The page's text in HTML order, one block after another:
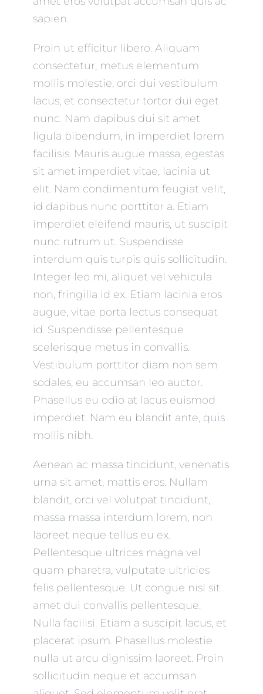
sapien.
Proin ut efficitur libero. Aliquam
consectetur, metus elementum
mollis molestie, orci dui vestibulum
lacus, et consectetur tortor dui eget
nunc. Nam dapibus dui sit amet
ligula bibendum, in imperdiet lorem
facilisis. Mauris augue massa, egestas
sit amet imperdiet vitae, lacinia ut
elit. Nam condimentum feugiat velit,
id dapibus nunc porttitor a. Etiam
imperdiet eleifend mauris, ut suscipit
nunc rutrum ut. Suspendisse
interdum quis turpis quis sollicitudin.
Integer leo mi, aliquet vel vehicula
non, fringilla id ex. Etiam lacinia eros
augue, vitae porta lectus consequat
id. Suspendisse pellentesque
scelerisque metus in convallis.
Vestibulum porttitor diam non sem
sodales, eu accumsan leo auctor.
Phasellus eu odio at lacus euismod
imperdiet. Nam eu blandit ante, quis
mollis nibh.
Aenean ac massa tincidunt, venenatis
urna sit amet, mattis eros. Nullam
blandit, orci vel volutpat tincidunt,
massa massa interdum lorem, non
laoreet neque tellus eu ex.
Pellentesque ultrices magna vel
quam pharetra, vulputate ultricies
felis pellentesque. Ut congue nisl sit
amet dui convallis pellentesque.
Nulla facilisi. Etiam a suscipit lacus, et
placerat ipsum. Phasellus molestie
nulla ut arcu dignissim laoreet. Proin
sollicitudin neque et accumsan